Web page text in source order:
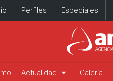
Perfiles Especiales
Actualidad arrow_drop_down Galería